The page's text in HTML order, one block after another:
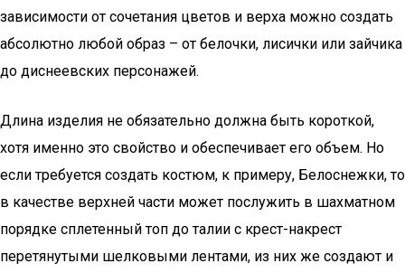
зависимости от сочетания цветов и верха можно создать
абсолютно любой образ – от белочки, лисички или зайчика
до диснеевских персонажей.
Длина изделия не обязательно должна быть короткой,
хотя именно это свойство и обеспечивает его объем. Но
если требуется создать костюм, к примеру, Белоснежки, то
в качестве верхней части может послужить в шахматном
порядке сплетенный топ до талии с крест-накрест
перетянутыми шелковыми лентами, из них же создают и